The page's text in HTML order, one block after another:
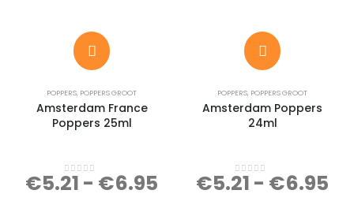
POPPERS, POPPERS GROOT
Amsterdam France
Poppers 25ml
0out of 5
€5.21 - €6.95
POPPERS, POPPERS GROOT
Amsterdam Poppers
24ml
0out of 5
€5.21 - €6.95